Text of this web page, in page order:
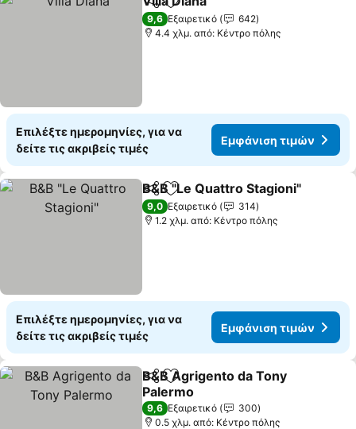
Κοινοποίηση
Προσθήκη στα αγαπημένα
9,6 Εξαιρετικό
642
4.4 χλμ. από: Κέντρο πόλης
Επιλέξτε ημερομηνίες, για να
δείτε τις ακριβείς τιμές
Εμφάνιση τιμών
Κοινοποίηση
Προσθήκη στα αγαπημένα
B&B "Le Quattro Stagioni"
9,0 Εξαιρετικό
314
1.2 χλμ. από: Κέντρο πόλης
Επιλέξτε ημερομηνίες, για να
δείτε τις ακριβείς τιμές
Εμφάνιση τιμών
Κοινοποίηση
Προσθήκη στα αγαπημένα
B&B Agrigento da Tony
Palermo
Εμφάνιση τιμών
9,6 Εξαιρετικό
300
0.5 χλμ. από: Κέντρο πόλης